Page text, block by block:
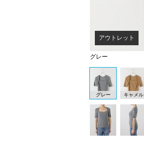
グレー
アウトレット
グレー キャメル